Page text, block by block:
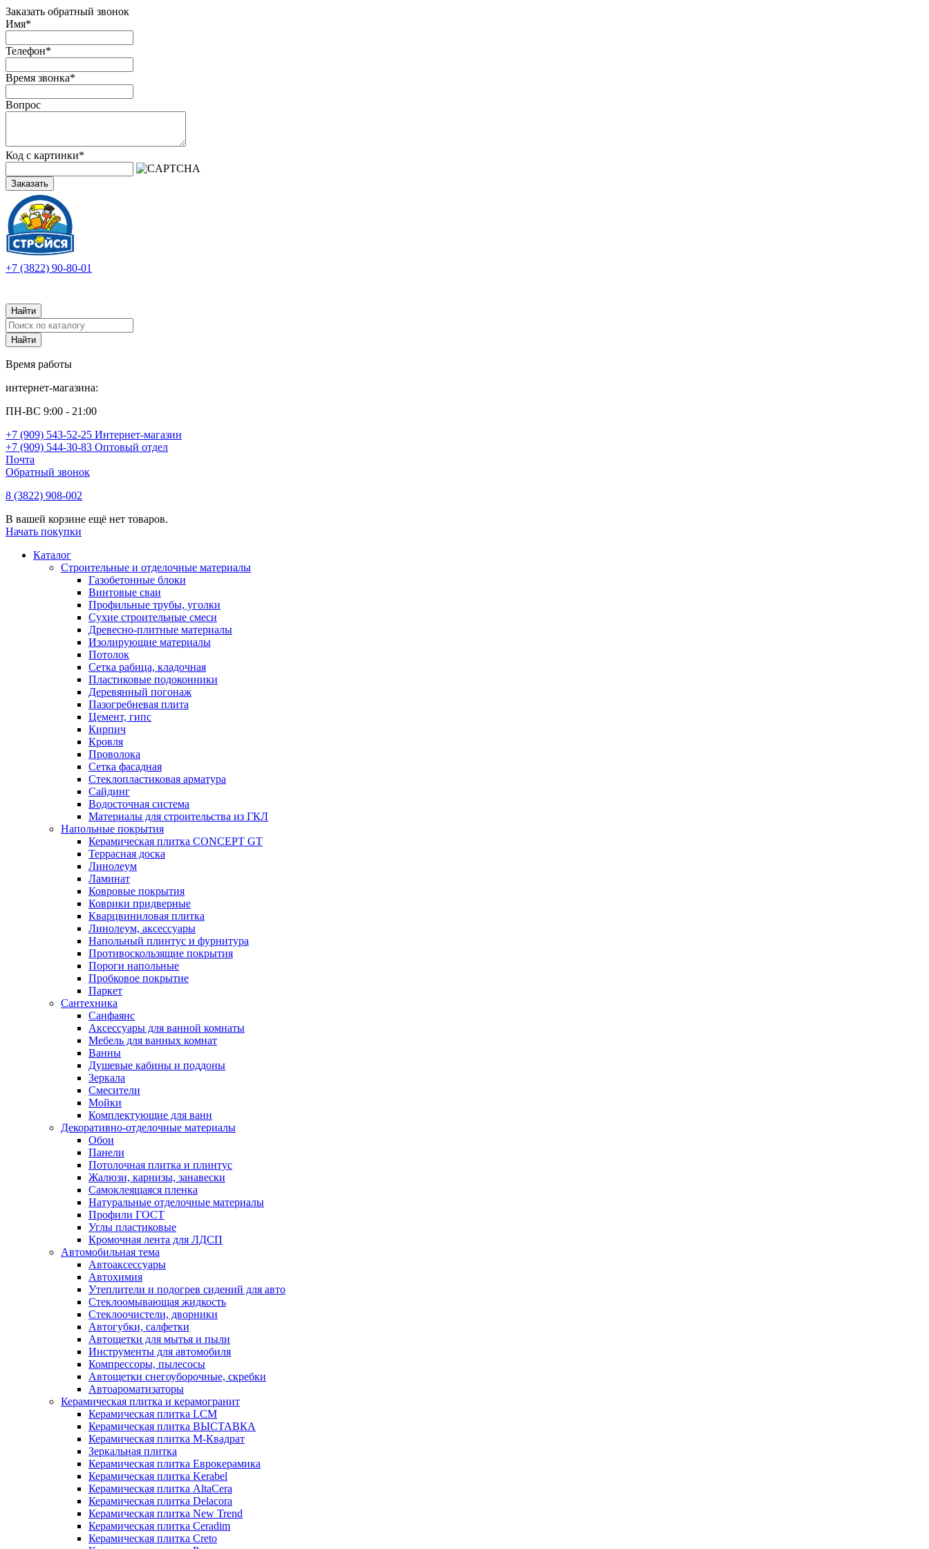
Заказать обратный звонок
Имя*
Телефон*
Время звонка*
Вопрос
Код с картинки*
Заказать
+7 (3822) 90-80-01
Время работы
интернет-магазина:
ПН-ВС 9:00 - 21:00
+7 (909) 543-52-25 Интернет-магазин
+7 (909) 544-30-83 Оптовый отдел
Почта
Обратный звонок
8 (3822) 908-002
В вашей корзине ещё нет товаров.
Начать покупки
Каталог
Строительные и отделочные материалы
Газобетонные блоки
Винтовые сваи
Профильные трубы, уголки
Сухие строительные смеси
Древесно-плитные материалы
Изолирующие материалы
Потолок
Сетка рабица, кладочная
Пластиковые подоконники
Деревянный погонаж
Пазогребневая плита
Цемент, гипс
Кирпич
Кровля
Проволока
Сетка фасадная
Стеклопластиковая арматура
Сайдинг
Водосточная система
Материалы для строительства из ГКЛ
Напольные покрытия
Керамическая плитка CONCEPT GT
Террасная доска
Линолеум
Ламинат
Ковровые покрытия
Коврики придверные
Кварцвиниловая плитка
Линолеум, аксессуары
Напольный плинтус и фурнитура
Противоскользящие покрытия
Пороги напольные
Пробковое покрытие
Паркет
Сантехника
Санфаянс
Аксессуары для ванной комнаты
Мебель для ванных комнат
Ванны
Душевые кабины и поддоны
Зеркала
Смесители
Мойки
Комплектующие для ванн
Декоративно-отделочные материалы
Обои
Панели
Потолочная плитка и плинтус
Жалюзи, карнизы, занавески
Самоклеящаяся пленка
Натуральные отделочные материалы
Профили ГОСТ
Углы пластиковые
Кромочная лента для ЛДСП
Автомобильная тема
Автоаксессуары
Автохимия
Утеплители и подогрев сидений для авто
Стеклоомывающая жидкость
Стеклоочистели, дворники
Автогубки, салфетки
Автощетки для мытья и пыли
Инструменты для автомобиля
Компрессоры, пылесосы
Автощетки снегоуборочные, скребки
Автоароматизаторы
Керамическая плитка и керамогранит
Керамическая плитка LCM
Керамическая плитка ВЫСТАВКА
Керамическая плитка М-Квадрат
Зеркальная плитка
Керамическая плитка Еврокерамика
Керамическая плитка Kerabel
Керамическая плитка AltaCera
Керамическая плитка Delacora
Керамическая плитка New Trend
Керамическая плитка Ceradim
Керамическая плитка Creto